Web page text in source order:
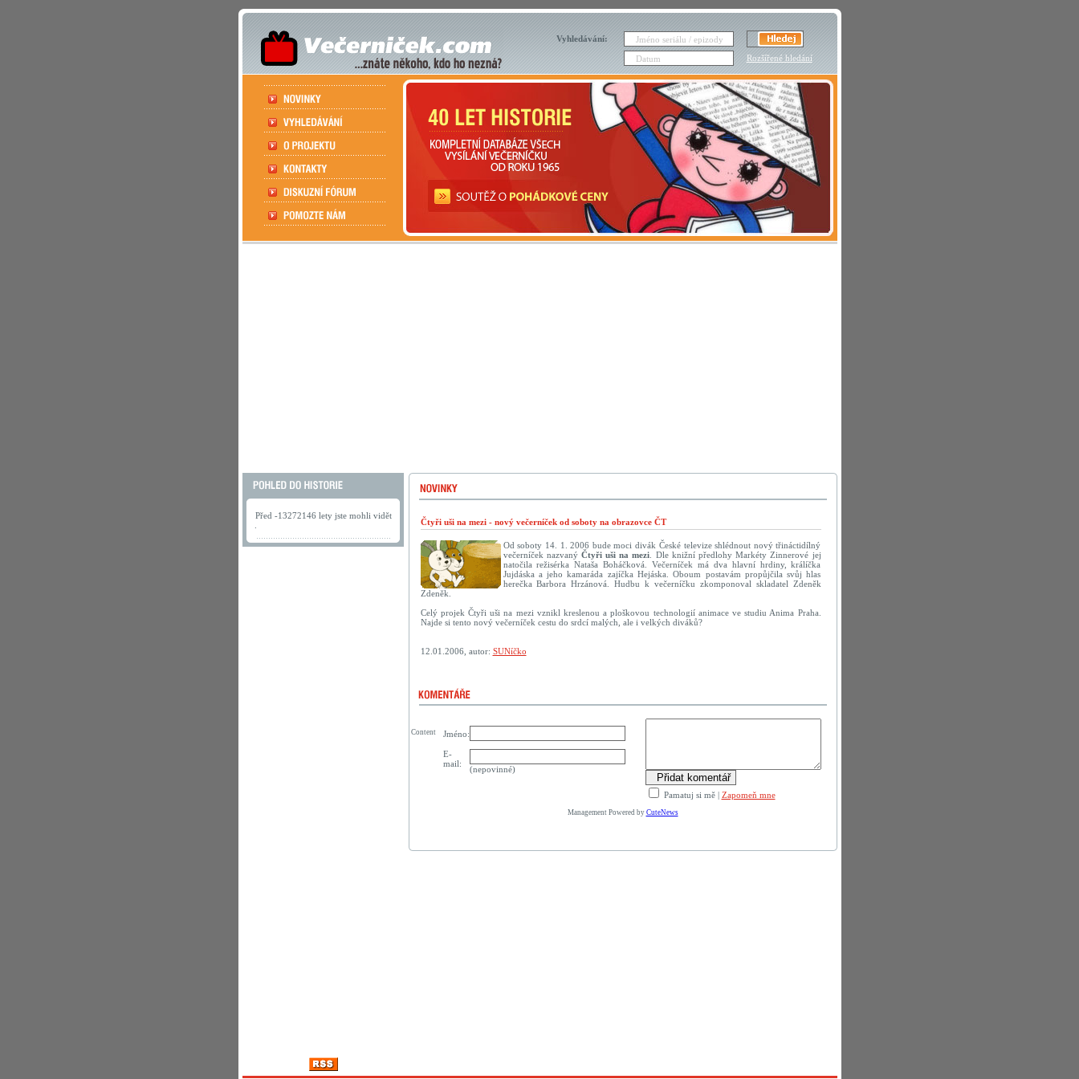
Vyhledávání:
Rozšířené hledání
Před -13272146 lety jste mohli vidět
Čtyři uši na mezi - nový večerníček od soboty na obrazovce ČT
Od soboty 14. 1. 2006 bude moci divák České televize shlédnout nový třináctidílný
večerníček nazvaný Čtyři uši na mezi . Dle knižní předlohy Markéty Zinnerové jej
natočila režisérka Nataša Boháčková. Večerníček má dva hlavní hrdiny, králíčka
Jujdáska a jeho kamaráda zajíčka Hejáska. Oboum postavám propůjčila svůj hlas
herečka Barbora Hrzánová. Hudbu k večerníčku zkomponoval skladatel Zdeněk
Zdeněk.
Celý projek Čtyři uši na mezi vznikl kreslenou a ploškovou technologií animace ve studiu Anima Praha.
Najde si tento nový večerníček cestu do srdcí malých, ale i velkých diváků?
12.01.2006, autor: SUNíčko
Jméno:
Pamatuj si mě| Zapomeň mne
E-
mail:
(nepovinné)
Content
Management Powered by CuteNews